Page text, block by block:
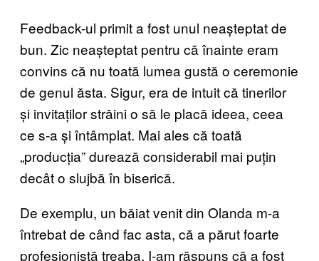
Feedback-ul primit a fost unul neașteptat de
bun. Zic neașteptat pentru că înainte eram
convins că nu toată lumea gustă o ceremonie
de genul ăsta. Sigur, era de intuit că tinerilor
și invitaților străini o să le placă ideea, ceea
ce s-a și întâmplat. Mai ales că toată
„producția” durează considerabil mai puțin
decât o slujbă în biserică.
De exemplu, un băiat venit din Olanda m-a
întrebat de când fac asta, că a părut foarte
profesionistă treaba. I-am răspuns că a fost